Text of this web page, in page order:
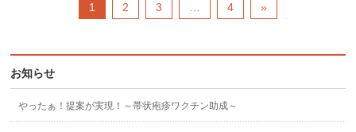
1 2 3 4 »
お知らせ
やったぁ！提案が実現！～帯状疱疹ワクチン助成～